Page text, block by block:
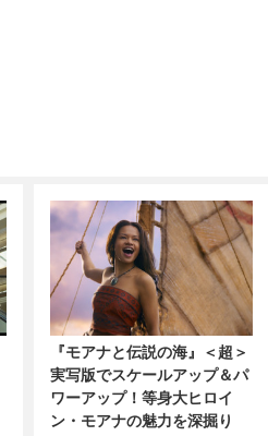
『モアナと伝説の海』＜超＞
実写版でスケールアップ＆パ
ワーアップ！等身大ヒロイ
ン・モアナの魅力を深掘り